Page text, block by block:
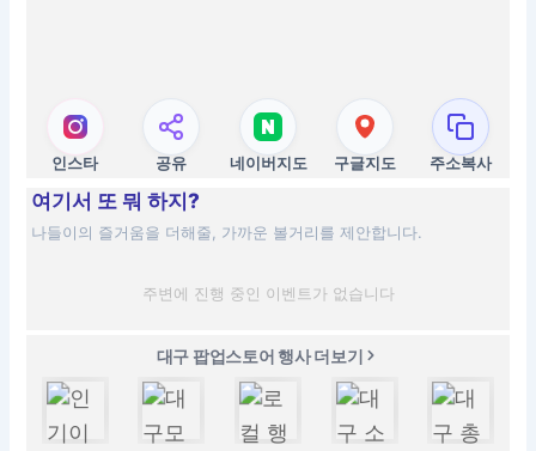
인스타 공유 네이버지도 구글지도 주소복사
여기서 또 뭐 하지?
나들이의 즐거움을 더해줄, 가까운 볼거리를 제안합니다.
주변에 진행 중인 이벤트가 없습니다
대구 팝업스토어 행사 더보기